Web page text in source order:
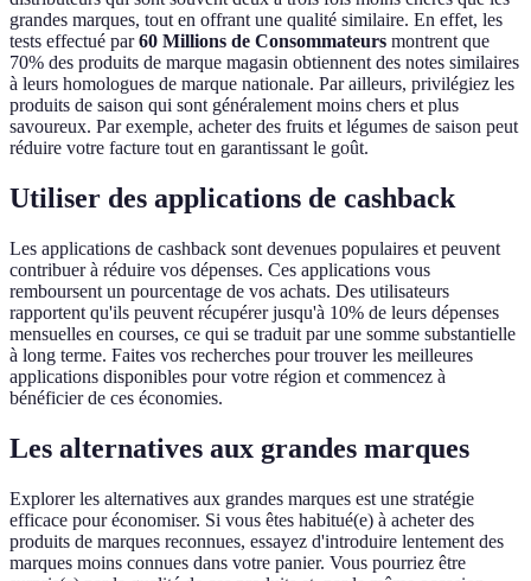
grandes marques, tout en offrant une qualité similaire. En effet, les
tests effectué par60 Millions de Consommateurs montrent que
70% des produits de marque magasin obtiennent des notes similaires
à leurs homologues de marque nationale. Par ailleurs, privilégiez les
produits de saison qui sont généralement moins chers et plus
savoureux. Par exemple, acheter des fruits et légumes de saison peut
réduire votre facture tout en garantissant le goût.
Utiliser des applications de cashback
Les applications de cashback sont devenues populaires et peuvent
contribuer à réduire vos dépenses. Ces applications vous
remboursent un pourcentage de vos achats. Des utilisateurs
rapportent qu'ils peuvent récupérer jusqu'à 10% de leurs dépenses
mensuelles en courses, ce qui se traduit par une somme substantielle
à long terme. Faites vos recherches pour trouver les meilleures
applications disponibles pour votre région et commencez à
bénéficier de ces économies.
Les alternatives aux grandes marques
Explorer les alternatives aux grandes marques est une stratégie
efficace pour économiser. Si vous êtes habitué(e) à acheter des
produits de marques reconnues, essayez d'introduire lentement des
marques moins connues dans votre panier. Vous pourriez être